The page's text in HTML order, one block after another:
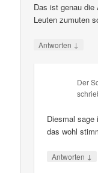
Das ist genau die
Leuten zumuten
Antworten ↓
Der
Diesmal sage
das wohl
Antworten ↓